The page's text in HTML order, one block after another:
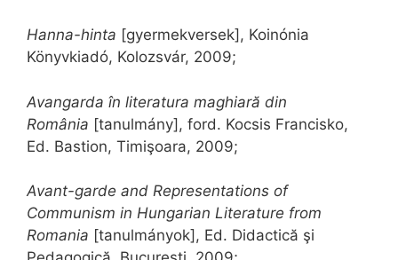
Hanna-hinta [gyermekversek], Koinónia
Könyvkiadó, Kolozsvár, 2009;
Avangarda în literatura maghiară din
România [tanulmány], ford. Kocsis Francisko,
Ed. Bastion, Timişoara, 2009;
Avant-garde and Representations of
Communism in Hungarian Literature from
Romania [tanulmányok], Ed. Didactică şi